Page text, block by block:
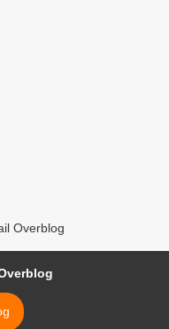
Overblog